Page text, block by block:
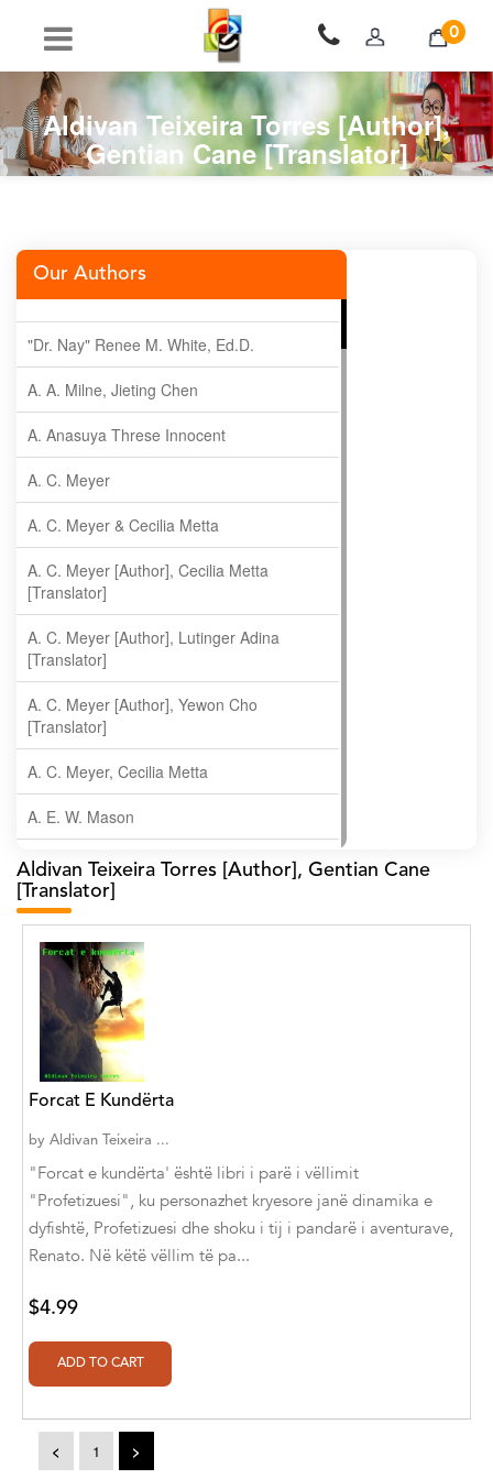
0
Aldivan Teixeira Torres [Author],
Gentian Cane [Translator]
Our Authors
"Dr. Nay" Renee M. White, Ed.D.
A. A. Milne, Jieting Chen
A. Anasuya Threse Innocent
A. C. Meyer
A. C. Meyer & Cecilia Metta
A. C. Meyer [Author], Cecilia Metta
[Translator]
A. C. Meyer [Author], Lutinger Adina
[Translator]
A. C. Meyer [Author], Yewon Cho
[Translator]
A. C. Meyer, Cecilia Metta
A. E. W. Mason
A. Gopala Krishna
A. Krishnamachari
A. Ramakrishnan
A. V. Chaudhari
A.A. Milne, Jieting Chen
A.C. Meyer
A.H. Benjamin
A.J. Mitar
A.J. Mitar [Author]
A.J. Mitar [Author], Aderito Francisco Huo
Aaron Derr
Aaron Hoffmire
Aaron, Julie Bujnowski
Aldivan Teixeira Torres [Author], Gentian Cane
[Translator]
Forcat E Kundërta
by Aldivan Teixeira ...
"Forcat e kundërta' është libri i parë i vëllimit
"Profetizuesi", ku personazhet kryesore janë dinamika e
dyfishtë, Profetizuesi dhe shoku i tij i pandarë i aventurave,
Renato. Në këtë vëllim të pa...
$4.99
< 1 >